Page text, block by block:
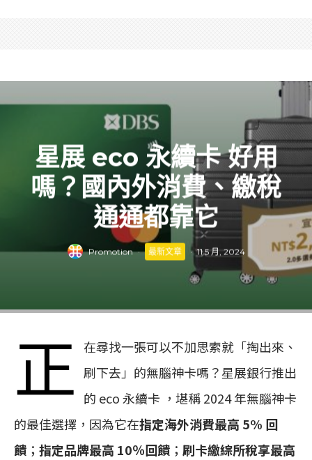
星展 eco 永續卡 好用
嗎？國內外消費、繳稅
通通都靠它
Promotion · 最新文章 · 11 5 月, 2024
正 在尋找一張可以不加思索就「掏出來、
刷下去」的無腦神卡嗎？星展銀行推出
的 eco 永續卡 ，堪稱 2024 年無腦神卡
的最佳選擇，因為它在指定海外消費最高 5% 回
饋 ； 指定品牌最高 10％回饋 ； 刷卡繳綜所稅享最高